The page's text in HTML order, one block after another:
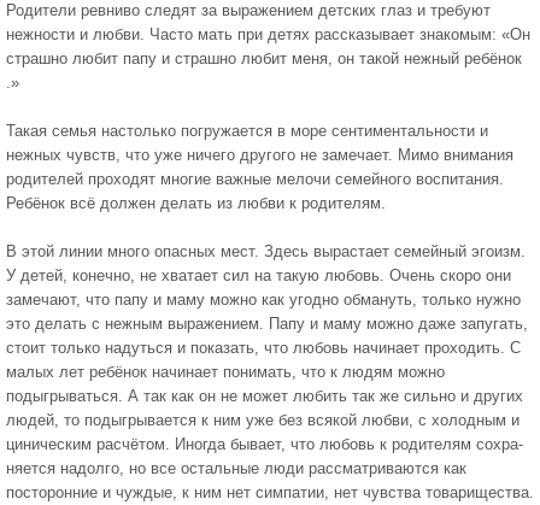
Родители ревниво следят за выражением детских глаз и требуют
нежности и любви. Часто мать при детях рассказывает знакомым: «Он
страшно любит папу и страшно любит меня, он такой нежный ребёнок
.»
Такая семья настолько погружается в море сентимен­тальности и
нежных чувств, что уже ничего другого не замечает. Мимо внимания
родителей проходят многие важные мелочи семейного воспитания.
Ребёнок всё дол­жен делать из любви к родителям.
В этой линии много опасных мест. Здесь вырастает семейный эгоизм.
У детей, конечно, не хватает сил на такую любовь. Очень скоро они
замечают, что папу и маму мож­но как угодно обмануть, только нужно
это делать с неж­ным выражением. Папу и маму можно даже запугать,
стоит только надуться и показать, что любовь начинает проходить. С
малых лет ребёнок начинает понимать, что к людям можно
подыгрываться. А так как он не может любить так же сильно и других
людей, то подыгрывается к ним уже без всякой любви, с холодным и
циническим расчётом. Иногда бывает, что любовь к родителям сохра­
няется надолго, но все остальные люди рассматриваются как
посторонние и чуждые, к ним нет симпатии, нет чув­ства товарищества.